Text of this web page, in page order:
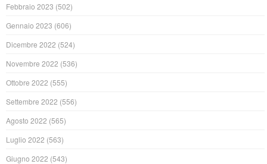
Febbraio 2023 (502)
Gennaio 2023 (606)
Dicembre 2022 (524)
Novembre 2022 (536)
Ottobre 2022 (555)
Settembre 2022 (556)
Agosto 2022 (565)
Luglio 2022 (563)
Giugno 2022 (543)